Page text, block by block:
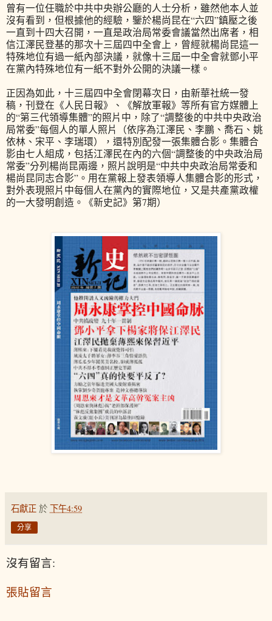
曾有一位任職於中共中央辦公廳的人士分析，雖然他本人並
沒有看到，但根據他的經驗，鑒於楊尚昆在“六四”鎮壓之後
一直到十四大召開，一直是政治局常委會議當然出席者，相
信江澤民登基的那次十三屆四中全會上，曾經就楊尚昆這一
特殊地位有過一紙內部決議，就像十三屆一中全會就鄧小平
在黨內特殊地位有一紙不對外公開的決議一樣。
正因為如此，十三屆四中全會閉幕次日，由新華社統一發
稿，刊登在《人民日報》、《解放軍報》等所有官方媒體上
的“第三代領導集體”的照片中，除了“調整後的中共中央政治
局常委”每個人的單人照片（依序為江澤民、李鵬、喬石、姚
依林、宋平、李瑞環），還特別配發一張集體合影。集體合
影由七人組成，包括江澤民在內的六個“調整後的中央政治局
常委”分列楊尚昆兩邊，照片說明是“中共中央政治局常委和
楊尚昆同志合影”。用在黨報上發表領導人集體合影的形式，
對外表現照片中每個人在黨內的實際地位，又是共產黨政權
的一大發明創造。《新史記》第7期）
石獻正 於 下午4:59
分享
沒有留言:
張貼留言